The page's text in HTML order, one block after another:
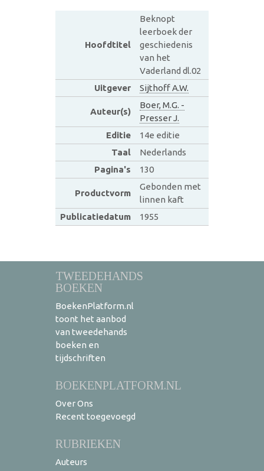
Hoofdtitel
Beknopt
leerboek der
geschiedenis
van het
Vaderland dl.02
Uitgever
Sijthoff A.W.
Auteur(s)
Boer, M.G. -
Presser J.
Editie
14e editie
Taal
Nederlands
Pagina's
130
Productvorm
Gebonden met
linnen kaft
Publicatiedatum
1955
TWEEDEHANDS
BOEKEN
BoekenPlatform.nl
toont het aanbod
van tweedehands
boeken en
tijdschriften
BOEKENPLATFORM.NL
Over Ons
Recent toegevoegd
RUBRIEKEN
Auteurs